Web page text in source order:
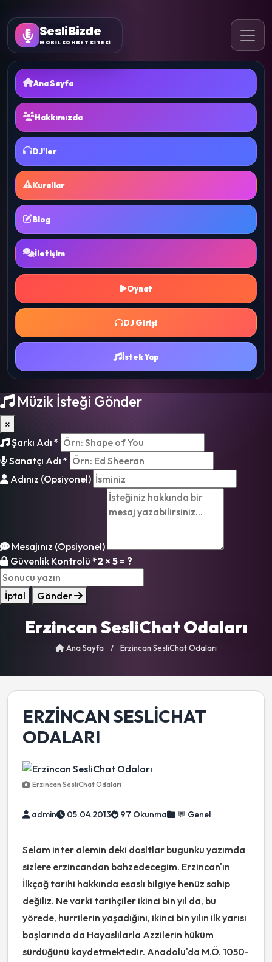
SesliBizde
MOBİL SOHBET SİTESİ
Ana Sayfa
Hakkımızda
DJ'ler
Kurallar
Blog
İletişim
Oynat
DJ Girişi
İstek Yap
Müzik İsteği Gönder
×
Şarkı Adı *
Sanatçı Adı *
Adınız (Opsiyonel)
Mesajınız (Opsiyonel)
Güvenlik Kontrolü *2 × 5 = ?
İptal Gönder
Erzincan SesliChat Odaları
Ana Sayfa / Erzincan SesliChat Odaları
ERZINCAN SESLICHAT
ODALARI
Erzincan SesliChat Odaları
admin 05.04.2013 97 Okunma 💬 Genel
Selam inter alemin deki dosltlar bugunku yazımda
sizlere erzincandan bahzedecegim. Erzincan'ın
İlkçağ tarihi hakkında esaslı bilgiye henüz sahip
değiliz. Ne varki tarihçiler ikinci bin yıl da, bu
yörede, hurrilerin yaşadığını, ikinci bin yılın ilk yarısı
başlarında da Hayaslılarla Azzilerin hüküm
sürdüğünü kaydetmektedir. Anadolu'da M.Ö. 1050-